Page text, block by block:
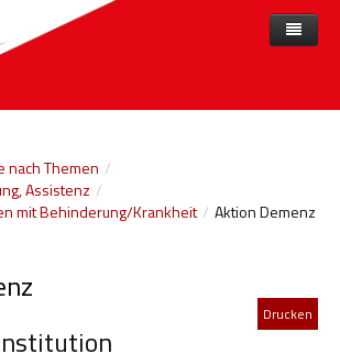
nach Themen /
Assistenz /
mit Behinderung/Krankheit / Aktion Demenz
Drucken
Unterstützungen